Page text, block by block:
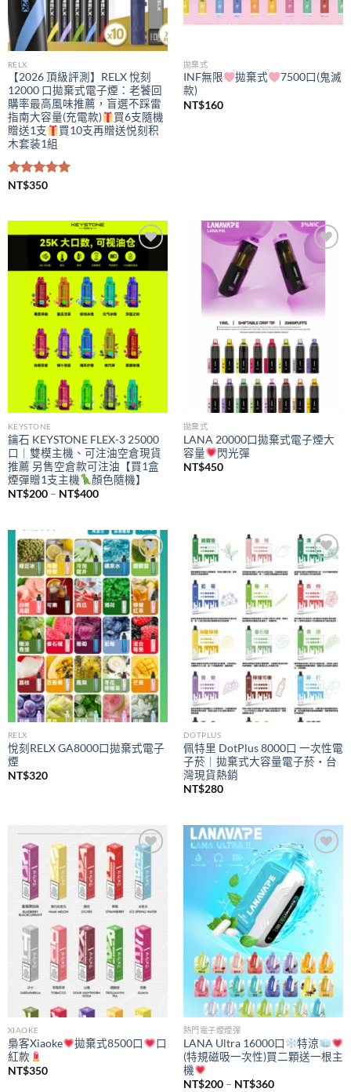
RELX
【2026 頂級評測】RELX 悅刻
12000 口拋棄式電子煙：老饕回
購率最高風味推薦，盲選不踩雷
指南大容量(充電款)
買6支隨機
贈送1支
買10支再贈送悦刻积
木套装1組
評分5.00
NT$350
拋棄式
INF無限 拋棄式
7500口(鬼滅
款)
NT$160
Add to
wishlist
KEYSTONE
鑰石 KEYSTONE FLEX-3 25000
口｜雙模主機、可注油空倉現貨
推薦 另售空倉款可注油【買1盒
煙彈贈1支主機
顏色隨機】
NT$200 – NT$400價
NT$200
到
NT$400
Add to
wishlist
拋棄式
LANA 20000口拋棄式電子煙大
容量
閃光彈
NT$450
Add to
wishlist
RELX
悅刻RELX GA8000口拋棄式電子
煙
NT$320
Add to
DOTPLUS
佩特里 DotPlus 8000口 一次性電
子菸｜拋棄式大容量電子菸・台
灣現貨熱銷
NT$280
Add to
wishlist
XIAOKE
梟客Xiaoke 拋棄式8500口
口
紅款
NT$350
Add to
wishlist
熱門電子煙煙彈
LANA Ultra 16000口
特涼
(特規磁吸一次性)買二顆送一根主
機
NT$200 – NT$360價